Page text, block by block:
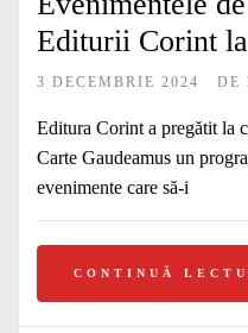
Editurii Corint
3 DECEMBRIE 2024 DE
Editura Corint a pregătit la
Carte Gaudeamus un
evenimente care să-i
CONTINUĂ